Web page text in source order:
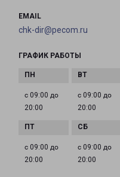
EMAIL
chk-dir@pecom.ru
ГРАФИК РАБОТЫ
с 09:00 до
20:00
с 09:00 до
20:00
с 09:00 до
20:00
с 09:00 до
20:00